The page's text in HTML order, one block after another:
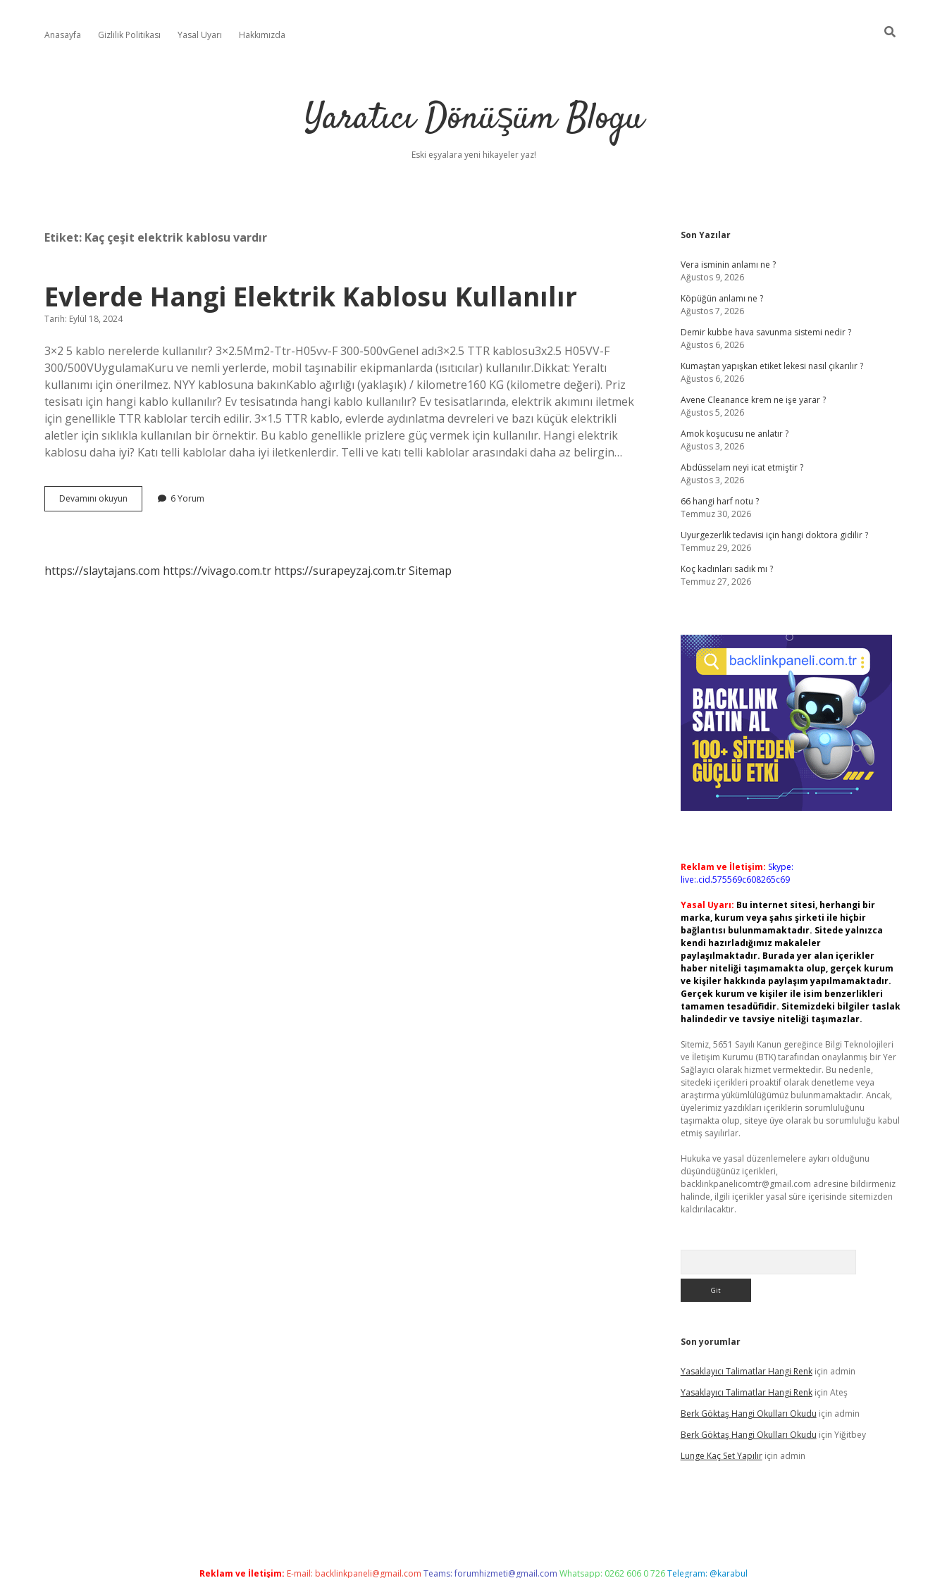
Anasayfa Gizlilik Politikası Yasal Uyarı Hakkımızda
Yaratıcı Dönüşüm Blogu
Eski eşyalara yeni hikayeler yaz!
Etiket: Kaç çeşit elektrik kablosu vardır
Evlerde Hangi Elektrik Kablosu Kullanılır
Tarih: Eylül 18, 2024
3×2 5 kablo nerelerde kullanılır? 3×2.5Mm2-Ttr-H05vv-F 300-500vGenel adı3×2.5 TTR kablosu3x2.5 H05VV-F
300/500VUygulamaKuru ve nemli yerlerde, mobil taşınabilir ekipmanlarda (ısıtıcılar) kullanılır.Dikkat: Yeraltı
kullanımı için önerilmez. NYY kablosuna bakınKablo ağırlığı (yaklaşık) / kilometre160 KG (kilometre değeri). Priz
tesisatı için hangi kablo kullanılır? Ev tesisatında hangi kablo kullanılır? Ev tesisatlarında, elektrik akımını iletmek
için genellikle TTR kablolar tercih edilir. 3×1.5 TTR kablo, evlerde aydınlatma devreleri ve bazı küçük elektrikli
aletler için sıklıkla kullanılan bir örnektir. Bu kablo genellikle prizlere güç vermek için kullanılır. Hangi elektrik
kablosu daha iyi? Katı telli kablolar daha iyi iletkenlerdir. Telli ve katı telli kablolar arasındaki daha az belirgin…
Devamını okuyun
Hangi
6 Yorum
https://slaytajans.com https://vivago.com.tr https://surapeyzaj.com.trSitemap
Sidebar
Son Yazılar
Vera isminin anlamı ne ?
Ağustos 9, 2026
Köpüğün anlamı ne ?
Ağustos 7, 2026
Demir kubbe hava savunma sistemi nedir ?
Ağustos 6, 2026
Kumaştan yapışkan etiket lekesi nasıl çıkarılır ?
Ağustos 6, 2026
Avene Cleanance krem ne işe yarar ?
Ağustos 5, 2026
Amok koşucusu ne anlatır ?
Ağustos 3, 2026
Abdüsselam neyi icat etmiştir ?
Ağustos 3, 2026
66 hangi harf notu ?
Temmuz 30, 2026
Uyurgezerlik tedavisi için hangi doktora gidilir ?
Temmuz 29, 2026
Koç kadınları sadık mı ?
Temmuz 27, 2026
Reklam ve İletişim: Skype:
live:.cid.575569c608265c69
Yasal Uyarı: Bu internet sitesi, herhangi bir
marka, kurum veya şahıs şirketi ile hiçbir
bağlantısı bulunmamaktadır. Sitede yalnızca
kendi hazırladığımız makaleler
paylaşılmaktadır. Burada yer alan içerikler
haber niteliği taşımamakta olup, gerçek kurum
ve kişiler hakkında paylaşım yapılmamaktadır.
Gerçek kurum ve kişiler ile isim benzerlikleri
tamamen tesadüfidir. Sitemizdeki bilgiler taslak
halindedir ve tavsiye niteliği taşımazlar.
Sitemiz, 5651 Sayılı Kanun gereğince Bilgi Teknolojileri
ve İletişim Kurumu (BTK) tarafından onaylanmış bir Yer
Sağlayıcı olarak hizmet vermektedir. Bu nedenle,
sitedeki içerikleri proaktif olarak denetleme veya
araştırma yükümlülüğümüz bulunmamaktadır. Ancak,
üyelerimiz yazdıkları içeriklerin sorumluluğunu
taşımakta olup, siteye üye olarak bu sorumluluğu kabul
etmiş sayılırlar.
Hukuka ve yasal düzenlemelere aykırı olduğunu
düşündüğünüz içerikleri,
backlinkpanelicomtr@gmail.com adresine bildirmeniz
halinde, ilgili içerikler yasal süre içerisinde sitemizden
kaldırılacaktır.
Son yorumlar
Yasaklayıcı Talimatlar Hangi Renkiçin admin
Yasaklayıcı Talimatlar Hangi Renkiçin Ateş
Berk Göktaş Hangi Okulları Okudu için admin
Berk Göktaş Hangi Okulları Okudu için Yiğitbey
Lunge Kaç Set Yapılıriçin admin
Reklam ve İletişim: E-mail: backlinkpaneli@gmail.com Teams:forumhizmeti@gmail.com Whatsapp: 0262 606 0 726Telegram: @karabul